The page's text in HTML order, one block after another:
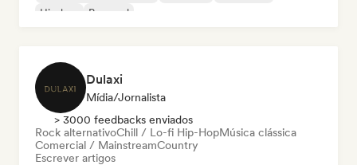
Hip-hop
Pop soul
Dulaxi
Mídia/Jornalista
> 3000 feedbacks enviados
Rock alternativoChill / Lo-fi Hip-HopMúsica clássica
Comercial / MainstreamCountry
Escrever artigos